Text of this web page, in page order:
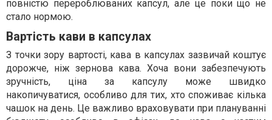
повністю перероблюваних капсул, але це поки що не
стало нормою.
Вартість кави в капсулах
З точки зору вартості, кава в капсулах зазвичай коштує
дорожче, ніж зернова кава. Хоча вони забезпечують
зручність, ціна за капсулу може швидко
накопичуватися, особливо для тих, хто споживає кілька
чашок на день. Це важливо враховувати при плануванні